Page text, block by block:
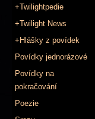
+Twilightpedie
+Twilight News
+Hlášky z povídek
Povídky jednorázové
Povídky na
pokračování
Poezie